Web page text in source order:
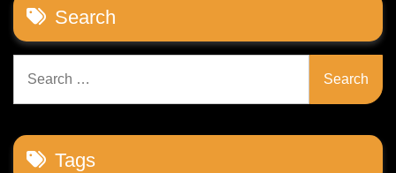
Search
for:
Tags